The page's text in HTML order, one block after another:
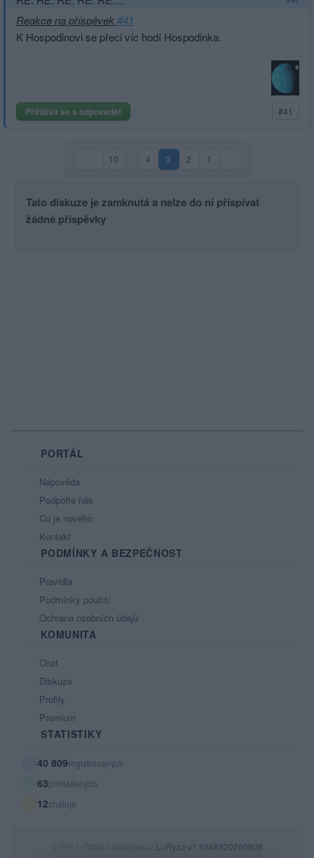
Reakce na příspěvek#41
K Hospodinovi se přeci víc hodí Hospodinka.
Přihlásit se a odpovědět #41
10 4 3(aktuální strana)
2 1
Tato diskuze je zamknutá a nelze do ní přispívat
žádné příspěvky
PORTÁL
Nápověda
Podpořte nás
Co je nového
Kontakt
PODMÍNKY A BEZPEČNOST
Pravidla
Podmínky použití
Ochrana osobních údajů
KOMUNITA
Chat
Diskuze
Profily
Premium
STATISTIKY
40 809registrovaných
63přihlášených
12chatuje
© 2011–2026 Chatujme.cz LuRy.cz v1.5948#20260808